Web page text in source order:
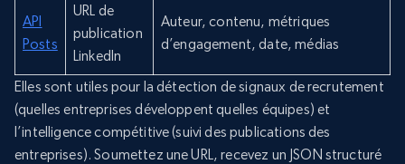
API
Posts
URL de
publication
LinkedIn
Auteur, contenu, métriques
d’engagement, date, médias
Elles sont utiles pour la détection de signaux de recrutement
(quelles entreprises développent quelles équipes) et
l’intelligence compétitive (suivi des publications des
entreprises). Soumettez une URL, recevez un JSON structuré